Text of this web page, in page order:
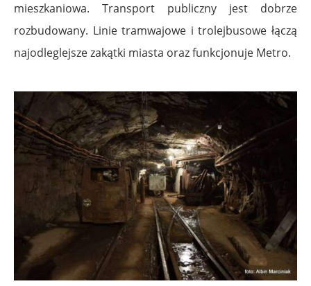
mieszkaniowa. Transport publiczny jest dobrze
rozbudowany. Linie tramwajowe i trolejbusowe łączą
najodleglejsze zakątki miasta oraz funkcjonuje Metro.